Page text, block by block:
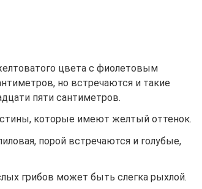
цвета с фиолетовым
но встречаются и такие
пяти сантиметров.
которые имеют желтый оттенок.
порой встречаются и голубые,
грибов может быть слегка рыхлой.